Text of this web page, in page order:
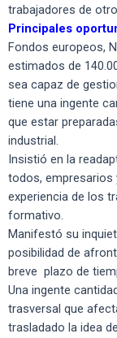
trabajadores de
Principales
Fondos europeos,
estimados de
sea capaz de
tiene una ingente
que estar
industrial.
Insistió en la
todos, empresarios
experiencia de los
formativo.
Manifestó su
posibilidad de
breve plazo de
Una ingente
trasversal que
trasladado la idea